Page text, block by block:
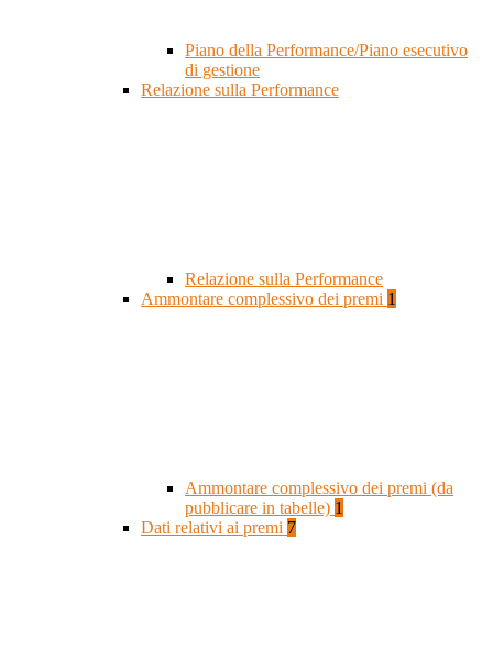
Piano della Performance/Piano esecutivo
di gestione
Relazione sulla Performance
Relazione sulla Performance
Ammontare complessivo dei premi 1
Ammontare complessivo dei premi (da
pubblicare in tabelle) 1
Dati relativi ai premi 7